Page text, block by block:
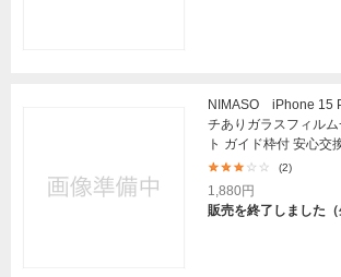
NIMASO iPhone 15
チありガラスフィル
ト ガイド枠付 安心交
(2)
1,880円
販売を終了しました（